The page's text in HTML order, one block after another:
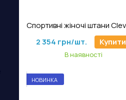
2 354 грн/шт.
Купити
В наявності
НОВИНКА